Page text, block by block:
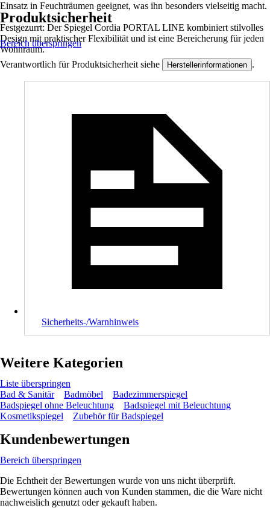
Einsatz in Feuchträumen geeignet, was ihn besonders vielseitig macht.
Festgezurrt: Der Spiegel Cordia PORTAL LINE kombiniert stilvolles
Design mit praktischer Flexibilität und ist eine Bereicherung für jeden
Wohnraum.
Produktsicherheit
Bereich überspringen
Verantwortlich für Produktsicherheit siehe Herstellerinformationen .
Sicherheits-/Warnhinweis
Weitere Kategorien
Liste überspringen
Bad & Sanitär
Badmöbel
Badezimmerspiegel
Badspiegel ohne Beleuchtung
Badspiegel mit Beleuchtung
Kosmetikspiegel
Zubehör für Badspiegel
Kundenbewertungen
Bereich überspringen
Die Echtheit der Bewertungen wurde von uns nicht überprüft.
Bewertungen können auch von Kunden stammen, die die Ware nicht
nachweislich genutzt oder gekauft haben.